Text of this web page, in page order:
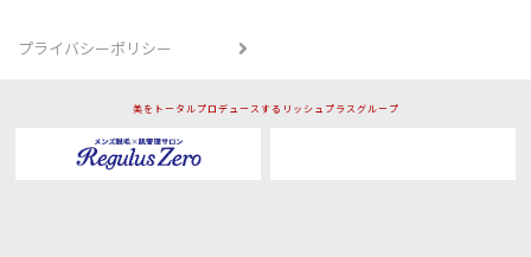
プライバシーポリシー
美をトータルプロデュースするリッシュプラスグループ